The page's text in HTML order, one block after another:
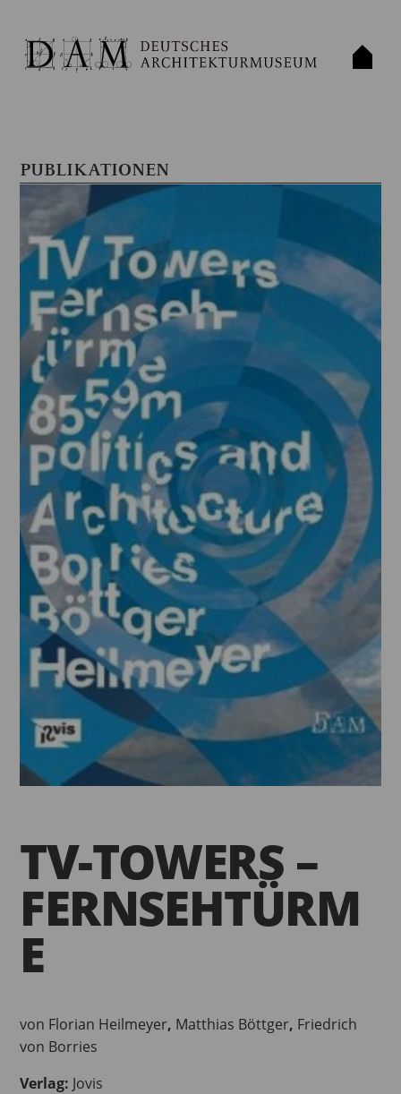
PUBLIKATIONEN
TV-TOWERS –
FERNSEHTÜRM
E
von Florian Heilmeyer, Matthias Böttger, Friedrich
von Borries
Verlag: Jovis